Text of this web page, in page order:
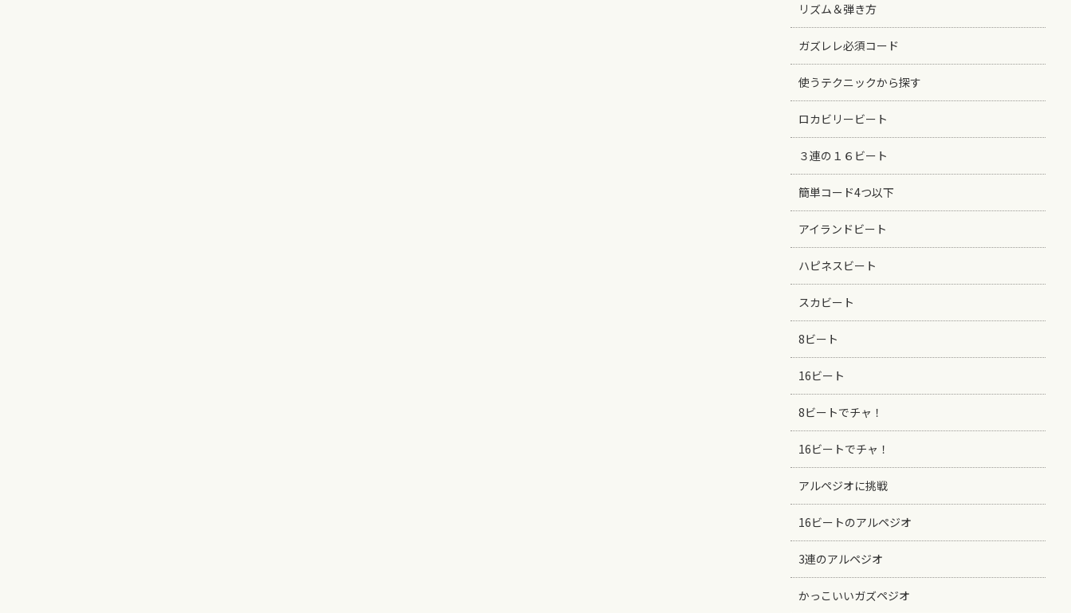
リズム＆弾き方
ガズレレ必須コード
使うテクニックから探す
ロカビリービート
３連の１６ビート
簡単コード4つ以下
アイランドビート
ハピネスビート
スカビート
8ビート
16ビート
8ビートでチャ！
16ビートでチャ！
アルペジオに挑戦
16ビートのアルペジオ
3連のアルペジオ
かっこいいガズペジオ